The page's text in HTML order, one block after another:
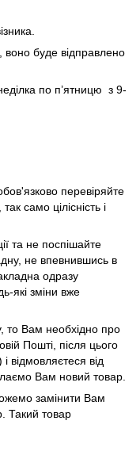
буде відправлено
по п’ятницю з 9-
перевіряйте
само цілісність і
та не поспішайте
не впевнившись в
одразу
які зміни вже
то Вам необхідно про
Пошті, після цього
відмовляєтеся від
Вам новий товар.
замінити Вам
Такий товар